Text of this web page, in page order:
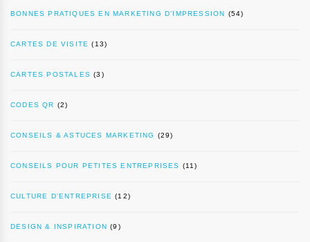
BONNES PRATIQUES EN MARKETING D’IMPRESSION (54)
CARTES DE VISITE (13)
CARTES POSTALES (3)
CODES QR (2)
CONSEILS & ASTUCES MARKETING (29)
CONSEILS POUR PETITES ENTREPRISES (11)
CULTURE D’ENTREPRISE (12)
DESIGN & INSPIRATION (9)